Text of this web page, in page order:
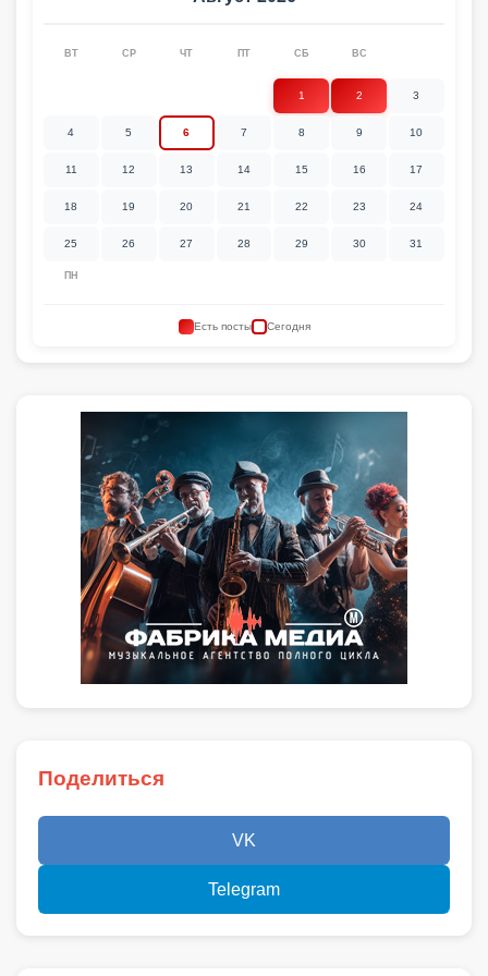
ПН
ВТ СР ЧТ ПТ СБ ВС
1 2 3
4 5 6 7 8 9 10
11 12 13 14 15 16 17
18 19 20 21 22 23 24
25 26 27 28 29 30 31
Есть посты Сегодня
Поделиться
VK
Telegram